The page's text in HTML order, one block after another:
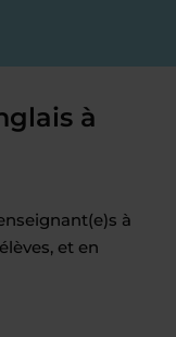
à
à
et en